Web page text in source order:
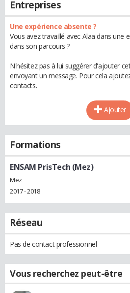
Entreprises
Une expérience absente ?
Vous avez travaillé avec Alaa dans une
dans son parcours ?
N'hésitez pas à lui suggérer d'ajouter
envoyant un message. Pour cela
contacts.
Ajouter
Formations
ENSAM PrisTech (Mez)
Mez
2017 - 2018
Réseau
Pas de contact professionnel
Vous recherchez peut-être